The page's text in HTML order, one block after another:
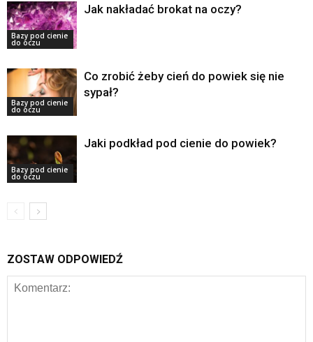
Bazy pod cienie
do oczu
Jak nakładać brokat na oczy?
Bazy pod cienie
do oczu
Co zrobić żeby cień do powiek się nie
sypał?
Bazy pod cienie
do oczu
Jaki podkład pod cienie do powiek?
ZOSTAW ODPOWIEDŹ